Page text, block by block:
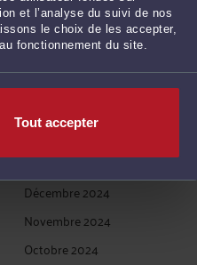
et l’analyse du suivi de nos
le choix de les accepter,
fonctionnement du site.
Tout accepter
Juin 2025
Mai 2025
Avril 2025
Février 2025
Janvier 2025
Décembre 2024
Novembre 2024
Octobre 2024